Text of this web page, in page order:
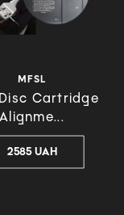
MFSL
Cartridge
Alignme...
2585 UAH